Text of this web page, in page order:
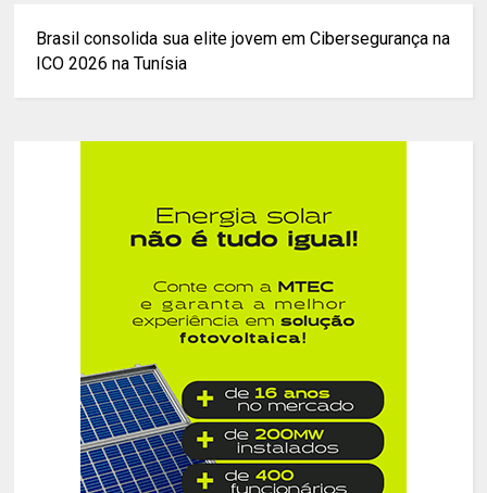
Brasil consolida sua elite jovem em Cibersegurança na
ICO 2026 na Tunísia